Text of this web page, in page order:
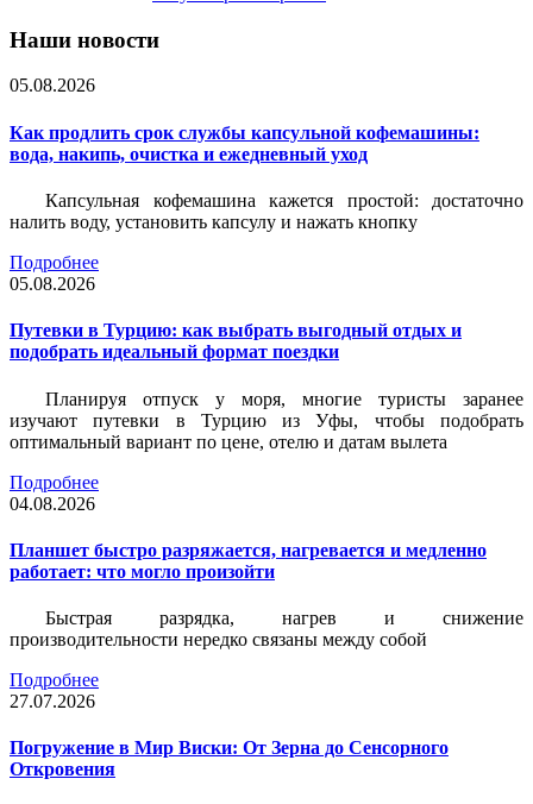
Наши новости
05.08.2026
Как продлить срок службы капсульной кофемашины:
вода, накипь, очистка и ежедневный уход
Капсульная кофемашина кажется простой: достаточно
налить воду, установить капсулу и нажать кнопку
Подробнее
05.08.2026
Путевки в Турцию: как выбрать выгодный отдых и
подобрать идеальный формат поездки
Планируя отпуск у моря, многие туристы заранее
изучают путевки в Турцию из Уфы, чтобы подобрать
оптимальный вариант по цене, отелю и датам вылета
Подробнее
04.08.2026
Планшет быстро разряжается, нагревается и медленно
работает: что могло произойти
Быстрая разрядка, нагрев и снижение
производительности нередко связаны между собой
Подробнее
27.07.2026
Погружение в Мир Виски: От Зерна до Сенсорного
Откровения